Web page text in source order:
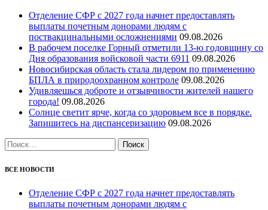
Отделение СФР с 2027 года начнет предоставлять
выплаты почетным донорами людям с
поствакцинальными осложнениями 09.08.2026
В рабочем поселке Горный отметили 13-ю годовщину со
Дня образования войсковой части 6911 09.08.2026
Новосибирская область стала лидером по применению
БПЛА в природоохранном контроле 09.08.2026
Удивляешься доброте и отзывчивости жителей нашего
города! 09.08.2026
Солнце светит ярче, когда со здоровьем все в порядке.
Запишитесь на диспансеризацию 09.08.2026
Найти:
ВСЕ НОВОСТИ
Отделение СФР с 2027 года начнет предоставлять
выплаты почетным донорами людям с